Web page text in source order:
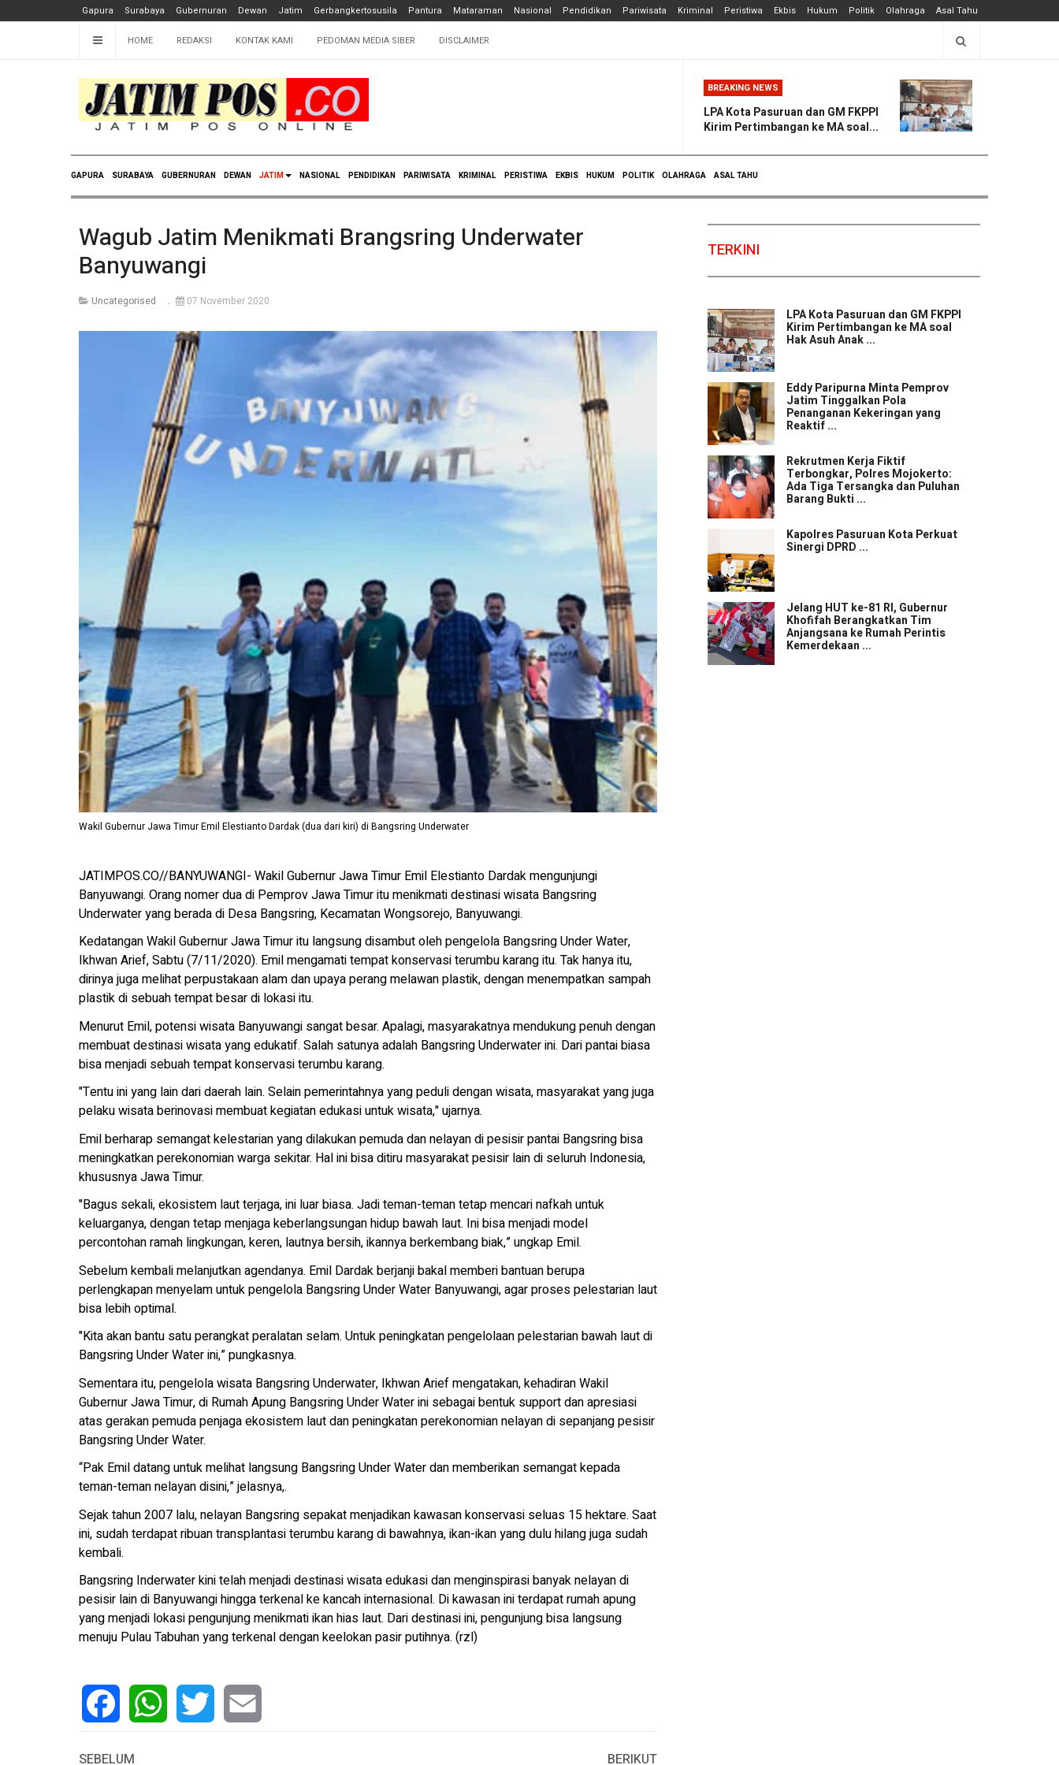
Gapura Surabaya Gubernuran Dewan Jatim Gerbangkertosusila Pantura Mataraman Nasional Pendidikan Pariwisata Kriminal Peristiwa Ekbis Hukum Politik Olahraga Asal Tahu
HOME REDAKSI KONTAK KAMI PEDOMAN MEDIA SIBER DISCLAIMER
BREAKING NEWS
LPA Kota Pasuruan dan GM FKPPI
Kirim Pertimbangan ke MA soal...
GAPURA SURABAYA GUBERNURAN DEWAN JATIM NASIONAL PENDIDIKAN PARIWISATA KRIMINAL PERISTIWA EKBIS HUKUM POLITIK OLAHRAGA ASAL TAHU
Wagub Jatim Menikmati Brangsring Underwater
Banyuwangi
Uncategorised 07 November 2020
Wakil Gubernur Jawa Timur Emil Elestianto Dardak (dua dari kiri) di Bangsring Underwater
JATIMPOS.CO//BANYUWANGI- Wakil Gubernur Jawa Timur Emil Elestianto Dardak mengunjungi
Banyuwangi. Orang nomer dua di Pemprov Jawa Timur itu menikmati destinasi wisata Bangsring
Underwater yang berada di Desa Bangsring, Kecamatan Wongsorejo, Banyuwangi.
Kedatangan Wakil Gubernur Jawa Timur itu langsung disambut oleh pengelola Bangsring Under Water,
Ikhwan Arief, Sabtu (7/11/2020). Emil mengamati tempat konservasi terumbu karang itu. Tak hanya itu,
dirinya juga melihat perpustakaan alam dan upaya perang melawan plastik, dengan menempatkan sampah
plastik di sebuah tempat besar di lokasi itu.
Menurut Emil, potensi wisata Banyuwangi sangat besar. Apalagi, masyarakatnya mendukung penuh dengan
membuat destinasi wisata yang edukatif. Salah satunya adalah Bangsring Underwater ini. Dari pantai biasa
bisa menjadi sebuah tempat konservasi terumbu karang.
"Tentu ini yang lain dari daerah lain. Selain pemerintahnya yang peduli dengan wisata, masyarakat yang juga
pelaku wisata berinovasi membuat kegiatan edukasi untuk wisata," ujarnya.
Emil berharap semangat kelestarian yang dilakukan pemuda dan nelayan di pesisir pantai Bangsring bisa
meningkatkan perekonomian warga sekitar. Hal ini bisa ditiru masyarakat pesisir lain di seluruh Indonesia,
khususnya Jawa Timur.
"Bagus sekali, ekosistem laut terjaga, ini luar biasa. Jadi teman-teman tetap mencari nafkah untuk
keluarganya, dengan tetap menjaga keberlangsungan hidup bawah laut. Ini bisa menjadi model
percontohan ramah lingkungan, keren, lautnya bersih, ikannya berkembang biak,” ungkap Emil.
Sebelum kembali melanjutkan agendanya. Emil Dardak berjanji bakal memberi bantuan berupa
perlengkapan menyelam untuk pengelola Bangsring Under Water Banyuwangi, agar proses pelestarian laut
bisa lebih optimal.
"Kita akan bantu satu perangkat peralatan selam. Untuk peningkatan pengelolaan pelestarian bawah laut di
Bangsring Under Water ini,” pungkasnya.
Sementara itu, pengelola wisata Bangsring Underwater, Ikhwan Arief mengatakan, kehadiran Wakil
Gubernur Jawa Timur, di Rumah Apung Bangsring Under Water ini sebagai bentuk support dan apresiasi
atas gerakan pemuda penjaga ekosistem laut dan peningkatan perekonomian nelayan di sepanjang pesisir
Bangsring Under Water.
“Pak Emil datang untuk melihat langsung Bangsring Under Water dan memberikan semangat kepada
teman-teman nelayan disini,” jelasnya,.
Sejak tahun 2007 lalu, nelayan Bangsring sepakat menjadikan kawasan konservasi seluas 15 hektare. Saat
ini, sudah terdapat ribuan transplantasi terumbu karang di bawahnya, ikan-ikan yang dulu hilang juga sudah
kembali.
Bangsring Inderwater kini telah menjadi destinasi wisata edukasi dan menginspirasi banyak nelayan di
pesisir lain di Banyuwangi hingga terkenal ke kancah internasional. Di kawasan ini terdapat rumah apung
yang menjadi lokasi pengunjung menikmati ikan hias laut. Dari destinasi ini, pengunjung bisa langsung
menuju Pulau Tabuhan yang terkenal dengan keelokan pasir putihnya. (rzl)
SEBELUM
BERIKUT
TERKINI
LPA Kota Pasuruan dan GM FKPPI
Kirim Pertimbangan ke MA soal
Hak Asuh Anak ...
Eddy Paripurna Minta Pemprov
Jatim Tinggalkan Pola
Penanganan Kekeringan yang
Reaktif ...
Rekrutmen Kerja Fiktif
Terbongkar, Polres Mojokerto:
Ada Tiga Tersangka dan Puluhan
Barang Bukti ...
Kapolres Pasuruan Kota Perkuat
Sinergi DPRD ...
Jelang HUT ke-81 RI, Gubernur
Khofifah Berangkatkan Tim
Anjangsana ke Rumah Perintis
Kemerdekaan ...